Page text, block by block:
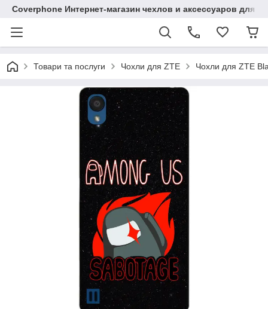
Coverphone Интернет-магазин чехлов и аксессуаров для
Товари та послуги Чохли для ZTE Чохли для ZTE